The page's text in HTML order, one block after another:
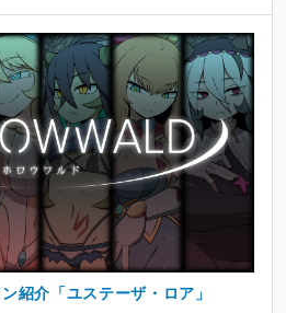
紹介「ユステーザ・ロア」